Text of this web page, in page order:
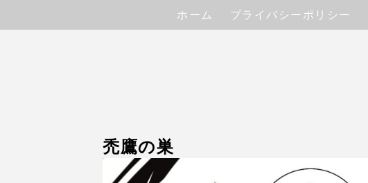
ホーム プライバシーポリシー
禿鷹の巣